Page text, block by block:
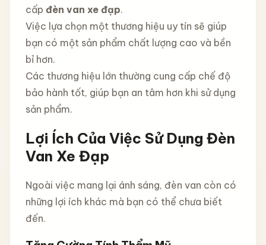
cấp đèn van xe đạp.
Việc lựa chọn một thương hiệu uy tín sẽ giúp
bạn có một sản phẩm chất lượng cao và bền
bỉ hơn.
Các thương hiệu lớn thường cung cấp chế độ
bảo hành tốt, giúp bạn an tâm hơn khi sử dụng
sản phẩm.
Lợi Ích Của Việc Sử Dụng Đèn
Van Xe Đạp
Ngoài việc mang lại ánh sáng, đèn van còn có
những lợi ích khác mà bạn có thể chưa biết
đến.